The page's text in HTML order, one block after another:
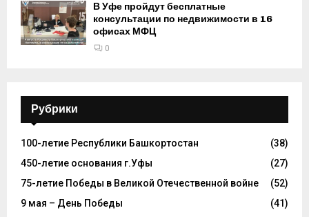
В Уфе пройдут бесплатные
консультации по недвижимости в 16
офисах МФЦ
0
Рубрики
100-летие Республики Башкортостан
(38)
450-летие основания г.Уфы
(27)
75-летие Победы в Великой Отечественной войне
(52)
9 мая – День Победы
(41)